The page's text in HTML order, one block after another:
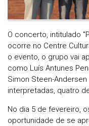
O concerto, intitulado
ocorre no Centre
o evento, o grupo vai
como Luís Antunes
Simon Steen-
interpretadas, quatro
No dia 5 de fevereiro,
oportunidade de se